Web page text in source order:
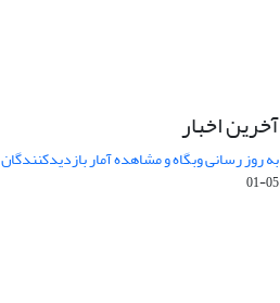
آخرین اخبار
به روز رسانی وبگاه و مشاهده آمار بازدیدکنندگان
05-01